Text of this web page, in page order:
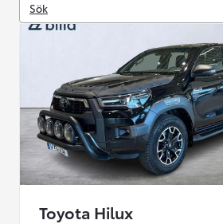
Sök
Toyota Hilux